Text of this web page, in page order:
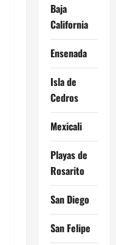
Baja
California
Ensenada
Isla de
Cedros
Mexicali
Playas de
Rosarito
San Diego
San Felipe